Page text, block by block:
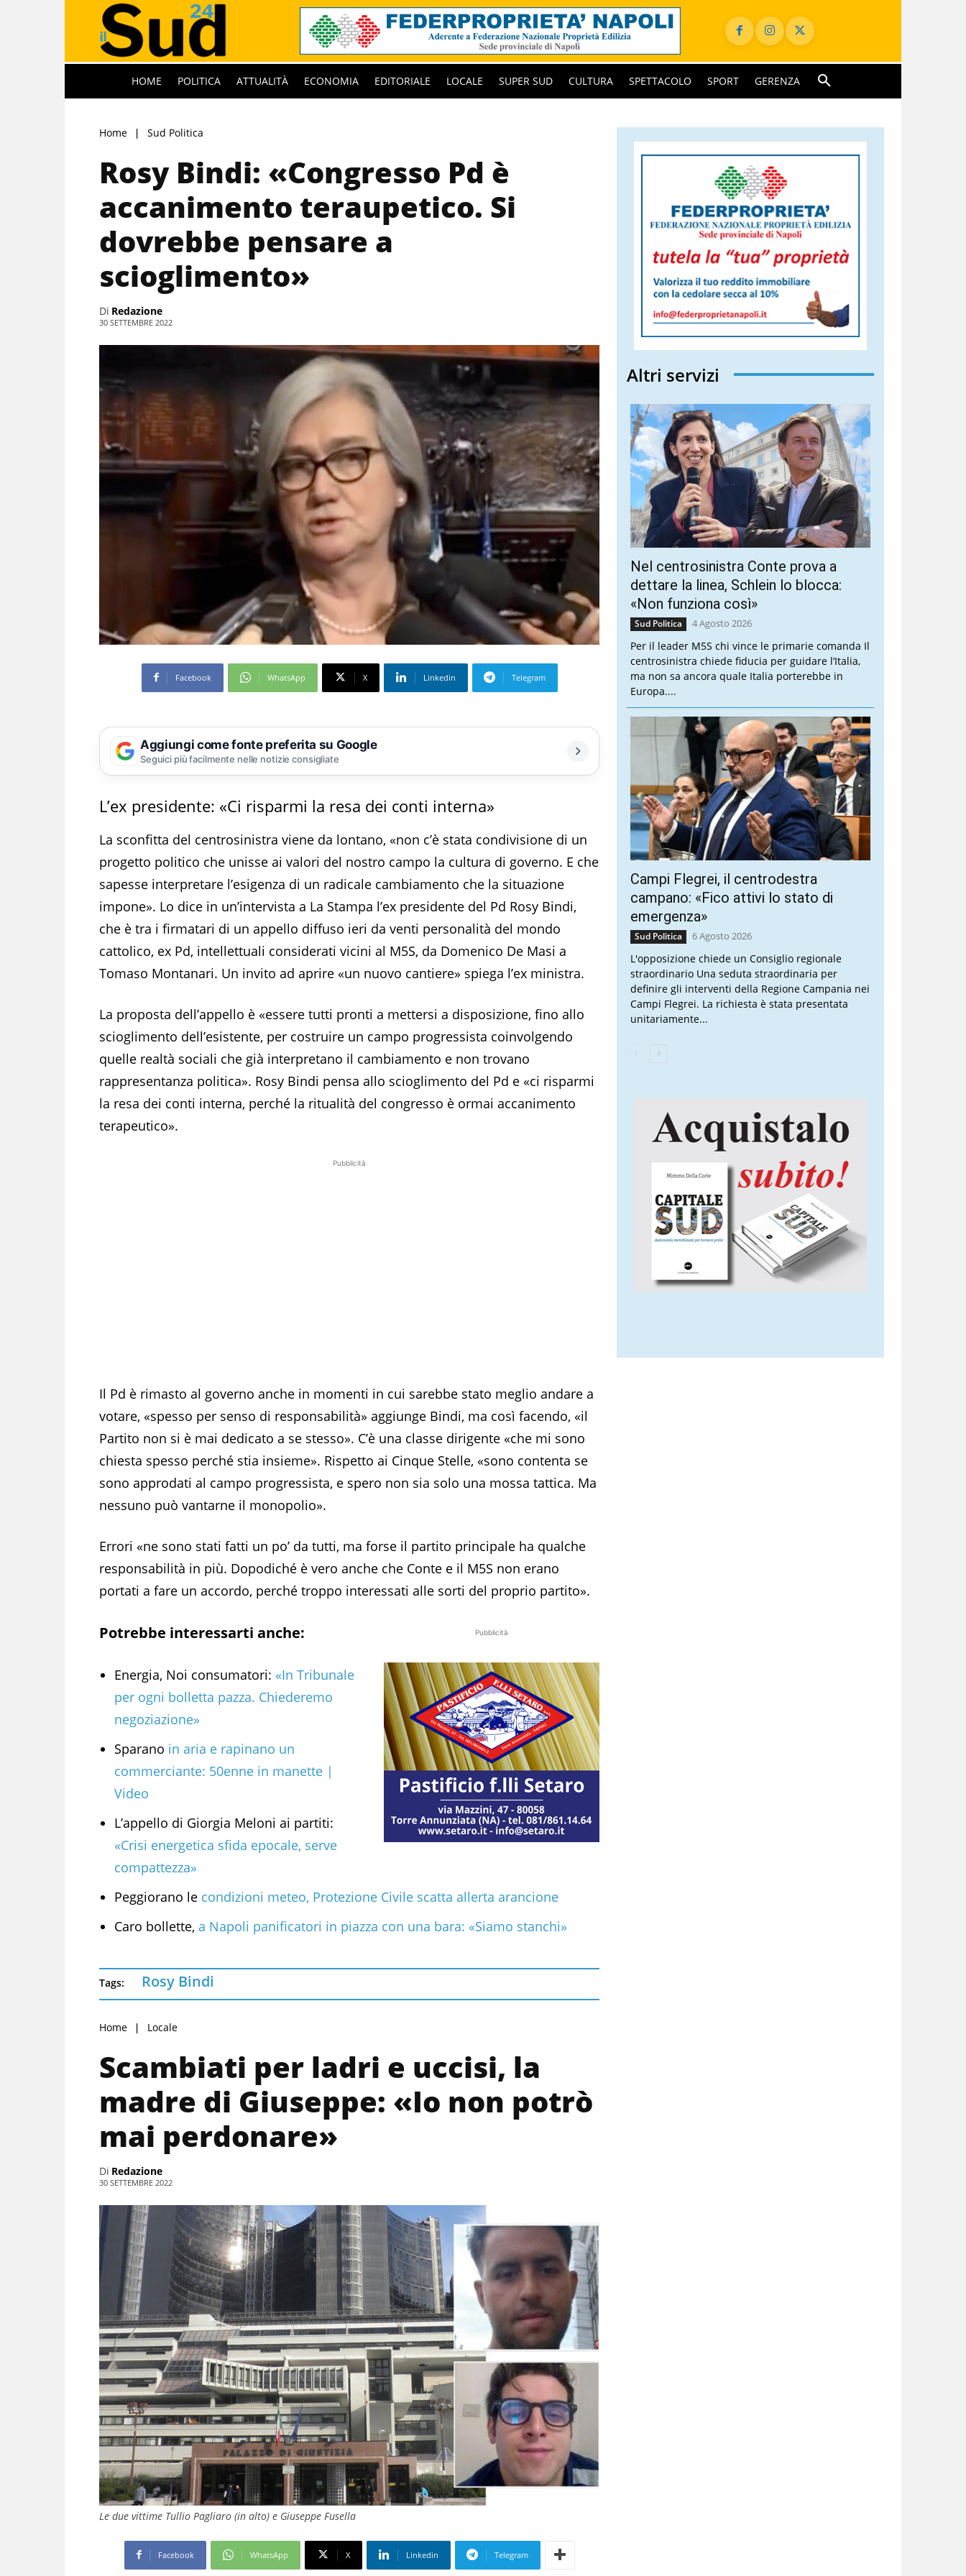
HOME POLITICA ATTUALITÀ ECONOMIA EDITORIALE LOCALE SUPER SUD CULTURA SPETTACOLO SPORT GERENZA
Home Sud Politica
Rosy Bindi: «Congresso Pd è
accanimento teraupetico. Si
dovrebbe pensare a
scioglimento»
Di Redazione
30 SETTEMBRE 2022
Facebook WhatsApp X Linkedin Telegram
Aggiungi come fonte preferita su Google
Seguici più facilmente nelle notizie consigliate
L’ex presidente: «Ci risparmi la resa dei conti interna»
La sconfitta del centrosinistra viene da lontano, «non c’è stata condivisione di un
progetto politico che unisse ai valori del nostro campo la cultura di governo. E che
sapesse interpretare l’esigenza di un radicale cambiamento che la situazione
impone». Lo dice in un’intervista a La Stampa l’ex presidente del Pd Rosy Bindi,
che è tra i firmatari di un appello diffuso ieri da venti personalità del mondo
cattolico, ex Pd, intellettuali considerati vicini al M5S, da Domenico De Masi a
Tomaso Montanari. Un invito ad aprire «un nuovo cantiere» spiega l’ex ministra.
La proposta dell’appello è «essere tutti pronti a mettersi a disposizione, fino allo
scioglimento dell’esistente, per costruire un campo progressista coinvolgendo
quelle realtà sociali che già interpretano il cambiamento e non trovano
rappresentanza politica». Rosy Bindi pensa allo scioglimento del Pd e «ci risparmi
la resa dei conti interna, perché la ritualità del congresso è ormai accanimento
terapeutico».
Pubblicità
Il Pd è rimasto al governo anche in momenti in cui sarebbe stato meglio andare a
votare, «spesso per senso di responsabilità» aggiunge Bindi, ma così facendo, «il
Partito non si è mai dedicato a se stesso». C’è una classe dirigente «che mi sono
chiesta spesso perché stia insieme». Rispetto ai Cinque Stelle, «sono contenta se
sono approdati al campo progressista, e spero non sia solo una mossa tattica. Ma
nessuno può vantarne il monopolio».
Errori «ne sono stati fatti un po’ da tutti, ma forse il partito principale ha qualche
responsabilità in più. Dopodiché è vero anche che Conte e il M5S non erano
portati a fare un accordo, perché troppo interessati alle sorti del proprio partito».
Pubblicità
Potrebbe interessarti anche:
Energia, Noi consumatori: «In Tribunale
per ogni bolletta pazza. Chiederemo
negoziazione»
Sparano in aria e rapinano un
commerciante: 50enne in manette |
Video
L’appello di Giorgia Meloni ai partiti:
«Crisi energetica sfida epocale, serve
compattezza»
Peggiorano le condizioni meteo, Protezione Civile scatta allerta arancione
Caro bollette, a Napoli panificatori in piazza con una bara: «Siamo stanchi»
Tags: Rosy Bindi
Home Locale
Scambiati per ladri e uccisi, la
madre di Giuseppe: «Io non potrò
mai perdonare»
Di Redazione
30 SETTEMBRE 2022
Le due vittime Tullio Pagliaro (in alto) e Giuseppe Fusella
Facebook WhatsApp X Linkedin Telegram
Altri servizi
Nel centrosinistra Conte prova a
dettare la linea, Schlein lo blocca:
«Non funziona così»
Sud Politica 4 Agosto 2026
Per il leader M5S chi vince le primarie comanda Il
centrosinistra chiede fiducia per guidare l’Italia,
ma non sa ancora quale Italia porterebbe in
Europa....
Campi Flegrei, il centrodestra
campano: «Fico attivi lo stato di
emergenza»
Sud Politica 6 Agosto 2026
L'opposizione chiede un Consiglio regionale
straordinario Una seduta straordinaria per
definire gli interventi della Regione Campania nei
Campi Flegrei. La richiesta è stata presentata
unitariamente...